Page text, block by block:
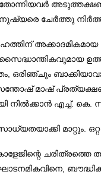
തോന്നിയവർ
ചേർത്തു
ഒരിഞ്ചും
മാഷ്
എച്ച്. കെ.
മാറ്റും.